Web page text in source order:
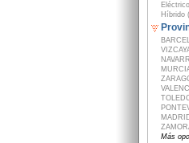
Híbrido
Más